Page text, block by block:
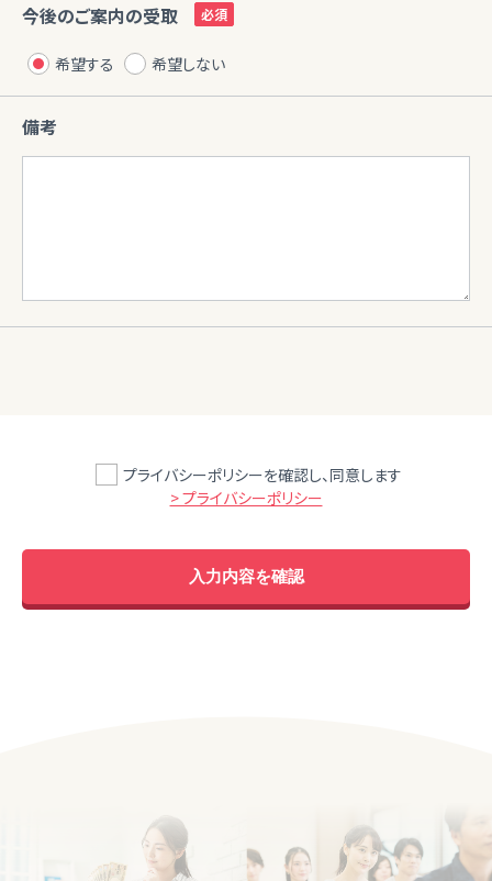
今後のご案内の受取
希望する 希望しない
備考
プライバシーポリシーを確認し、同意します
> プライバシーポリシー
入力内容を確認